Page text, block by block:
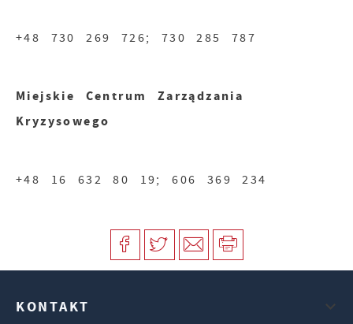
+48 730 269 726; 730 285 787
Miejskie Centrum Zarządzania
Kryzysowego
+48 16 632 80 19; 606 369 234
KONTAKT